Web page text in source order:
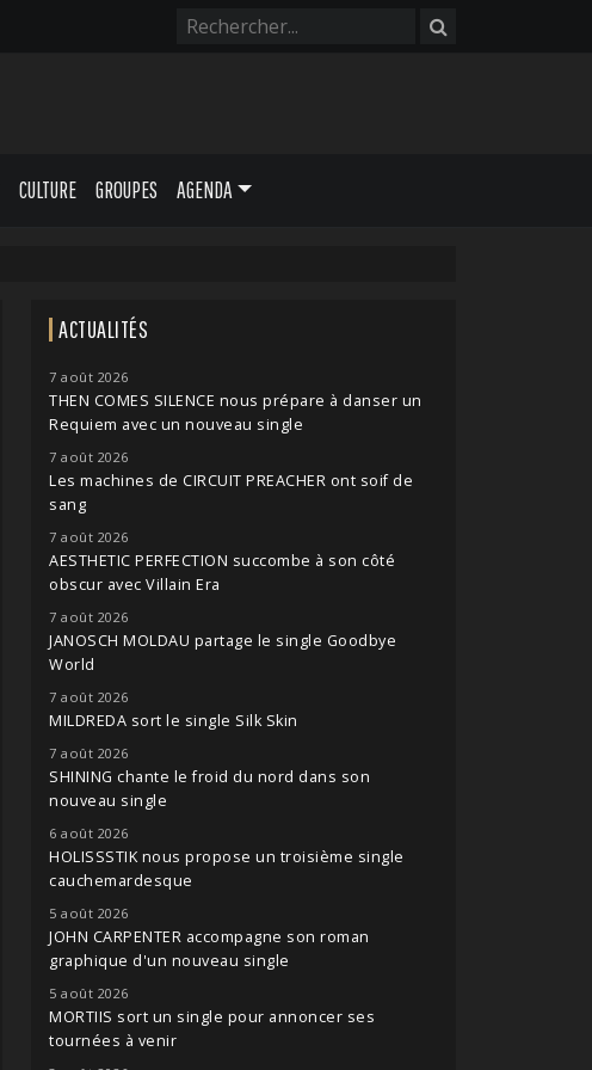
CULTURE GROUPES AGENDA
ACTUALITÉS
7 août 2026
THEN COMES SILENCE nous prépare à danser un
Requiem avec un nouveau single
7 août 2026
Les machines de CIRCUIT PREACHER ont soif de
sang
7 août 2026
AESTHETIC PERFECTION succombe à son côté
obscur avec Villain Era
7 août 2026
JANOSCH MOLDAU partage le single Goodbye
World
7 août 2026
MILDREDA sort le single Silk Skin
7 août 2026
SHINING chante le froid du nord dans son
nouveau single
6 août 2026
HOLISSSTIK nous propose un troisième single
cauchemardesque
5 août 2026
JOHN CARPENTER accompagne son roman
graphique d'un nouveau single
5 août 2026
MORTIIS sort un single pour annoncer ses
tournées à venir